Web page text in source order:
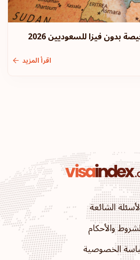
بدون فيزا للسعوديين 2026
اقرأ المزيد
الشائعة
والأحكام
الخصوصية